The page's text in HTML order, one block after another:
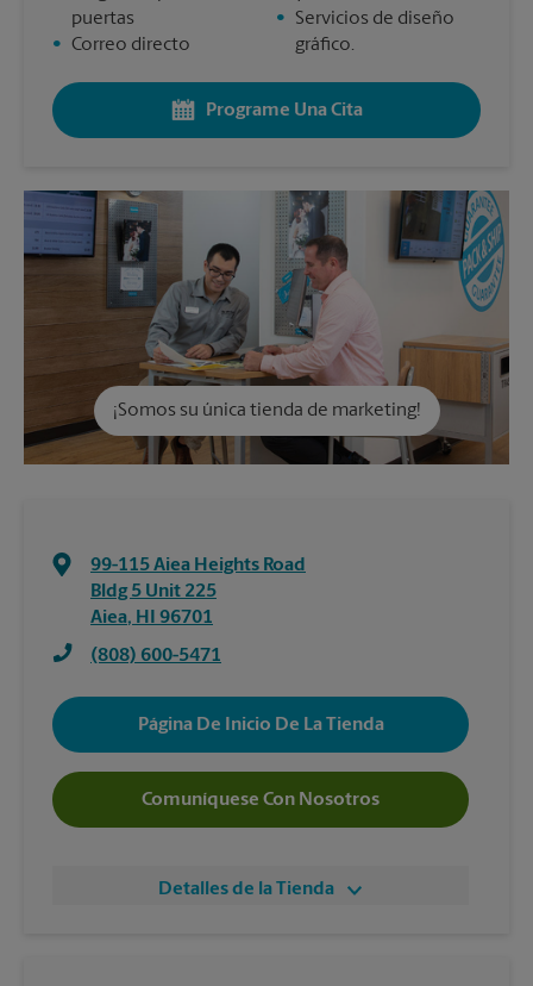
puertas
• Correo directo
•
Servicios de diseño
gráfico.
Programe Una Cita
¡Somos su única tienda de marketing!
99-115 Aiea Heights Road
Bldg 5 Unit 225
Aiea, HI
96701
(808) 600-5471
Página De Inicio De La Tienda
Comuníquese Con Nosotros
Detalles de la Tienda